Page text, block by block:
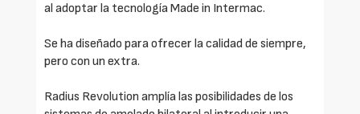
al adoptar la tecnología Made in Intermac.
Se ha diseñado para ofrecer la calidad de siempre,
pero con un extra.
Radius Revolution amplía las posibilidades de los